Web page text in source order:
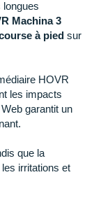
Machina 3
à pied sur
HOVR
les impacts
garantit un
que la
irritations et